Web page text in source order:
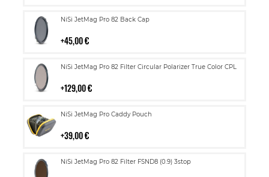
NiSi JetMag Pro 82 Back Cap
45,00 €
Lisää
NiSi JetMag Pro 82 Filter Circular Polarizer True Color CPL
129,00 €
Lisää
NiSi JetMag Pro Caddy Pouch
39,00 €
Lisää
NiSi JetMag Pro 82 Filter FSND8 (0.9) 3stop
Lisää